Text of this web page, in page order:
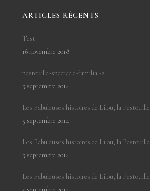
ARTICLES RÉCENTS
Test
16 novembre 2018
pestouille-spectacle-familial-2
5 septembre 2014
Les Fabuleuses histoires de Lilou, la Pestouille
5 septembre 2014
Les Fabuleuses histoires de Lilou, la Pestouille
5 septembre 2014
Les Fabuleuses histoires de Lilou, la Pestouille